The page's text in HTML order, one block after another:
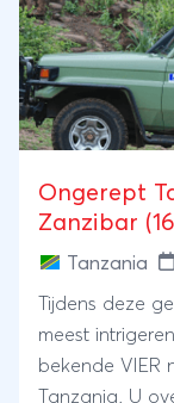
Ongerept
Zanzibar
Tanzania
Tijdens deze
meest
bekende VIER
Tanzania. U